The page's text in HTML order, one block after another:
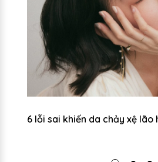
6 lỗi sai khiến da chảy xệ